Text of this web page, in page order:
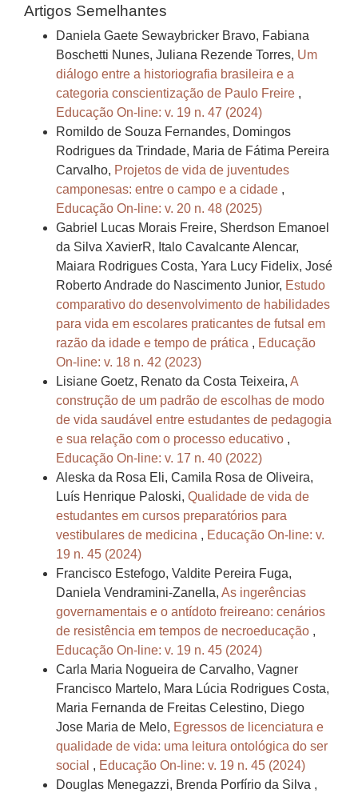
Artigos Semelhantes
Daniela Gaete Sewaybricker Bravo, Fabiana
Boschetti Nunes, Juliana Rezende Torres, Um
diálogo entre a historiografia brasileira e a
categoria conscientização de Paulo Freire ,
Educação On-line: v. 19 n. 47 (2024)
Romildo de Souza Fernandes, Domingos
Rodrigues da Trindade, Maria de Fátima Pereira
Carvalho, Projetos de vida de juventudes
camponesas: entre o campo e a cidade ,
Educação On-line: v. 20 n. 48 (2025)
Gabriel Lucas Morais Freire, Sherdson Emanoel
da Silva XavierR, Italo Cavalcante Alencar,
Maiara Rodrigues Costa, Yara Lucy Fidelix, José
Roberto Andrade do Nascimento Junior, Estudo
comparativo do desenvolvimento de habilidades
para vida em escolares praticantes de futsal em
razão da idade e tempo de prática , Educação
On-line: v. 18 n. 42 (2023)
Lisiane Goetz, Renato da Costa Teixeira, A
construção de um padrão de escolhas de modo
de vida saudável entre estudantes de pedagogia
e sua relação com o processo educativo ,
Educação On-line: v. 17 n. 40 (2022)
Aleska da Rosa Eli, Camila Rosa de Oliveira,
Luís Henrique Paloski, Qualidade de vida de
estudantes em cursos preparatórios para
vestibulares de medicina , Educação On-line: v.
19 n. 45 (2024)
Francisco Estefogo, Valdite Pereira Fuga,
Daniela Vendramini-Zanella, As ingerências
governamentais e o antídoto freireano: cenários
de resistência em tempos de necroeducação ,
Educação On-line: v. 19 n. 45 (2024)
Carla Maria Nogueira de Carvalho, Vagner
Francisco Martelo, Mara Lúcia Rodrigues Costa,
Maria Fernanda de Freitas Celestino, Diego
Jose Maria de Melo, Egressos de licenciatura e
qualidade de vida: uma leitura ontológica do ser
social , Educação On-line: v. 19 n. 45 (2024)
Douglas Menegazzi, Brenda Porfírio da Silva ,